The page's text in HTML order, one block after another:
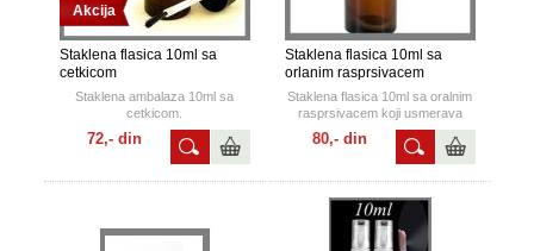
Akcija
Staklena flasica 10ml sa
cetkicom
Staklena ambalaza 10ml sa
cetkicom.
72,- din
Staklena flasica 10ml sa
orlanim rasprsivacem
Staklena flasica 10ml sa oralnim
rasprsivacem koji usmerava
tecnost u kapljastom obliku na
pozadinu grla za
tinkture,propolis,serume....
80,- din